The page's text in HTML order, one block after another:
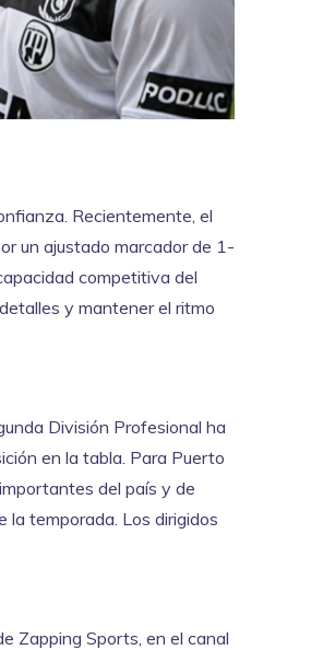
Recientemente, el
un ajustado marcador de 1-
competitiva del
y mantener el ritmo
División Profesional ha
en la tabla. Para Puerto
del país y de
la temporada. Los dirigidos
Zapping Sports, en el canal